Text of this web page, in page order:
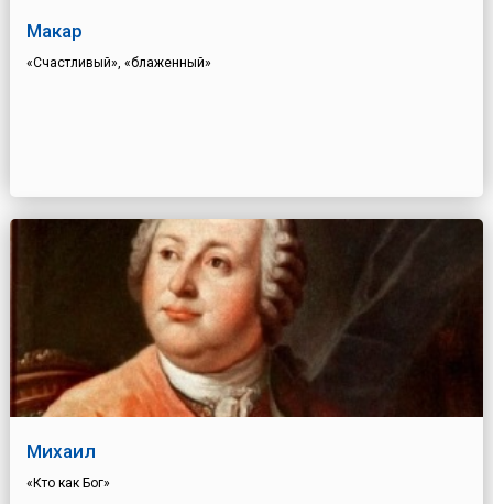
Макар
«Счастливый», «блаженный»
Михаил
«Кто как Бог»